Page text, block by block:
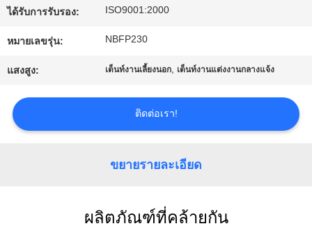
ควบคุม
คุณภาพ
ติดต่อ
ได้รับการรับรอง: ISO9001:2000
หมายเลขรุ่น: NBFP230
แสงสูง: เต็นท์งานเลี้ยงนอก, เต็นท์งานแต่งงานกลางแจ้ง
ติดต่อเรา!
ขยายรายละเอียด
ผลิตภัณฑ์ที่คล้ายกัน